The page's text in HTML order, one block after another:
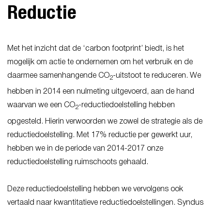
Reductie
Met het inzicht dat de ‘carbon footprint’ biedt, is het
mogelijk om actie te ondernemen om het verbruik en de
daarmee samenhangende CO2-uitstoot te reduceren. We
hebben in 2014 een nulmeting uitgevoerd, aan de hand
waarvan we een CO2-reductiedoelstelling hebben
opgesteld. Hierin verwoorden we zowel de strategie als de
reductiedoelstelling. Met 17% reductie per gewerkt uur,
hebben we in de periode van 2014-2017 onze
reductiedoelstelling ruimschoots gehaald.
Deze reductiedoelstelling hebben we vervolgens ook
vertaald naar kwantitatieve reductiedoelstellingen. Syndus